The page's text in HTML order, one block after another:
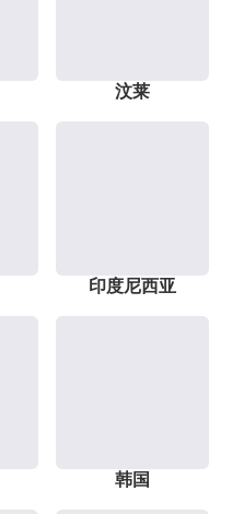
汶莱
印度尼西亚
韩国